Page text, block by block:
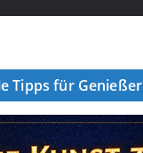
Tipps für Genießer